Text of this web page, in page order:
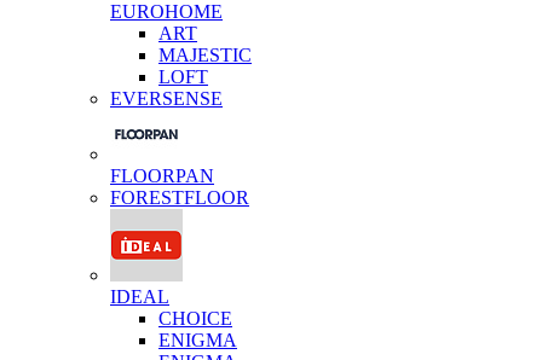
EUROHOME
ART
MAJESTIC
LOFT
EVERSENSE
FLOORPAN
FORESTFLOOR
IDEAL
CHOICE
ENIGMA